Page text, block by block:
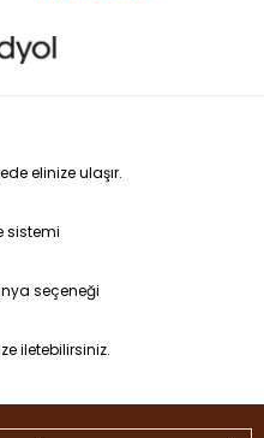
elinize ulaşır.
sistemi
seçeneği
iletebilirsiniz.